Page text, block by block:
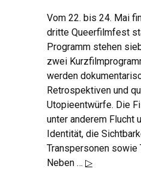
Vom 22. bis 24. Mai
dritte Queerfilmfest
Programm stehen
zwei
werden
Retrospektiven und
Utopieentwürfe. Die
unter anderem Flucht
Identität, die
Transpersonen sowie
Neben … ▷